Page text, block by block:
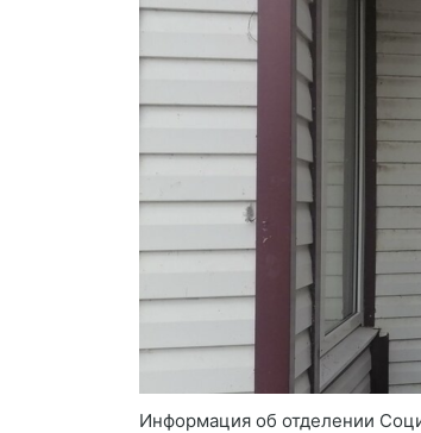
Информация об отделении